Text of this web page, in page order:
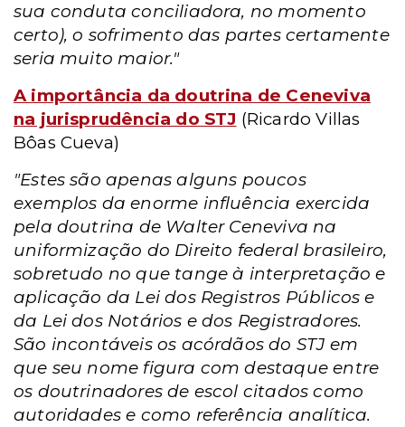
sua conduta conciliadora, no momento
certo), o sofrimento das partes certamente
seria muito maior."
A importância da doutrina de Ceneviva
na jurisprudência do STJ (Ricardo Villas
Bôas Cueva)
"Estes são apenas alguns poucos
exemplos da enorme influência exercida
pela doutrina de Walter Ceneviva na
uniformização do Direito federal brasileiro,
sobretudo no que tange à interpretação e
aplicação da Lei dos Registros Públicos e
da Lei dos Notários e dos Registradores.
São incontáveis os acórdãos do STJ em
que seu nome figura com destaque entre
os doutrinadores de escol citados como
autoridades e como referência analítica.